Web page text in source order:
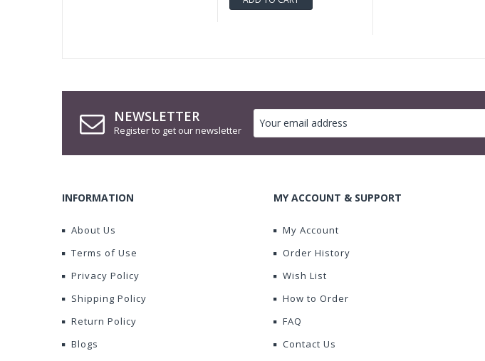
NEWSLETTER
Register to get our newsletter
INFORMATION
About Us
Terms of Use
Privacy Policy
Shipping Policy
Return Policy
Blogs
MY ACCOUNT & SUPPORT
My Account
Order History
Wish List
How to Order
FAQ
Contact Us